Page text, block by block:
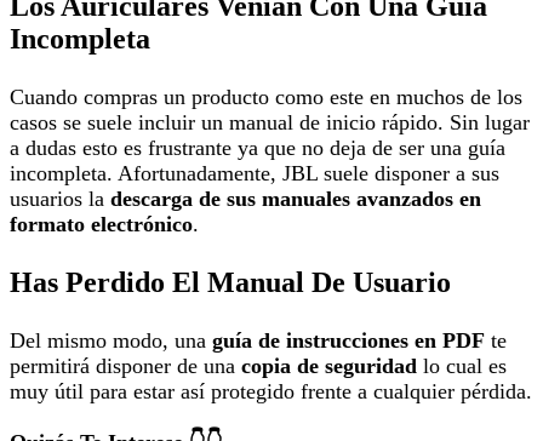
Incompleta
Cuando compras un producto como este en muchos de los
casos se suele incluir un manual de inicio rápido. Sin lugar
a dudas esto es frustrante ya que no deja de ser una guía
incompleta. Afortunadamente, JBL suele disponer a sus
usuarios la descarga de sus manuales avanzados en
formato electrónico.
Has Perdido El Manual De Usuario
Del mismo modo, una guía de instrucciones en PDF te
permitirá disponer de una copia de seguridad lo cual es
muy útil para estar así protegido frente a cualquier pérdida.